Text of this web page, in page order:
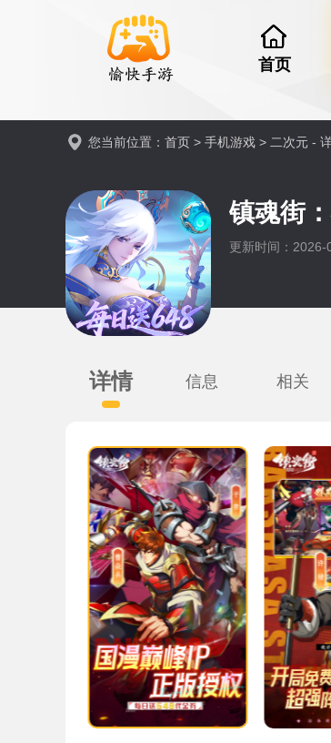
首页
您当前位置： 首页 > 手机游戏 > 二次元 -
镇魂街
更新时间：
详情 信息 相关